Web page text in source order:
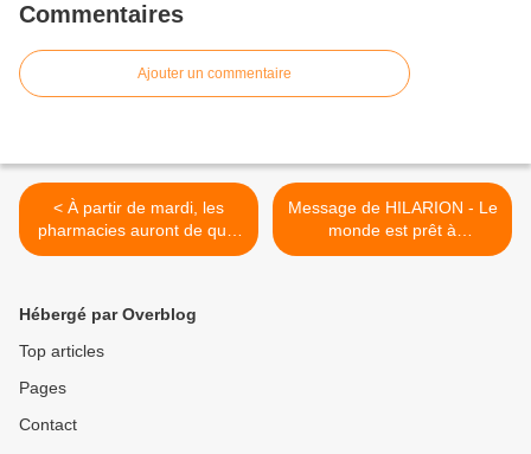
Commentaires
Ajouter un commentaire
< À partir de mardi, les
pharmacies auront de quoi
vaxxiner vos bébés contre
Message de HILARION - Le
monde est prêt à
embrasser plus de
Hébergé par Overblog
Top articles
Pages
Contact